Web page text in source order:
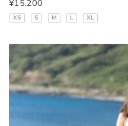
¥15,200
XS S M L XL